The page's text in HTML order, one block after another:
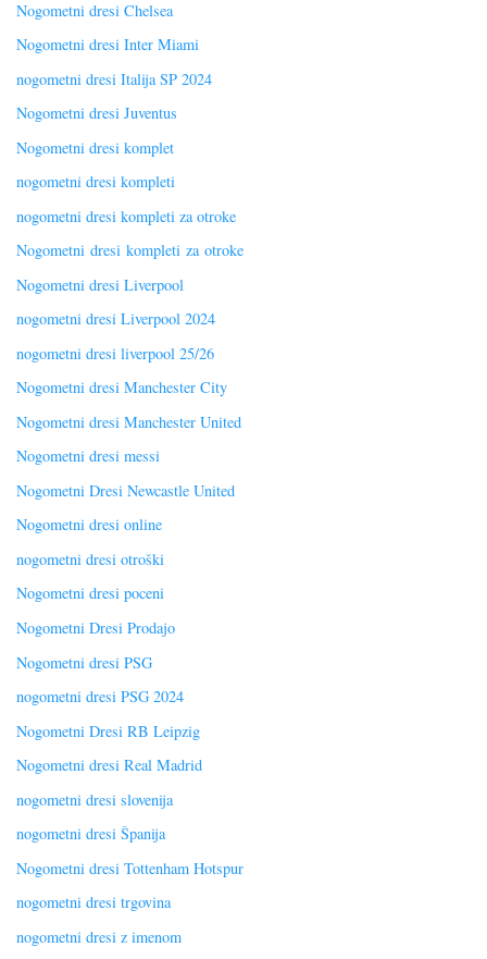
Nogometni dresi Chelsea
Nogometni dresi Inter Miami
nogometni dresi Italija SP 2024
Nogometni dresi Juventus
Nogometni dresi komplet
nogometni dresi kompleti
nogometni dresi kompleti za otroke
Nogometni dresi kompleti za otroke
Nogometni dresi Liverpool
nogometni dresi Liverpool 2024
nogometni dresi liverpool 25/26
Nogometni dresi Manchester City
Nogometni dresi Manchester United
Nogometni dresi messi
Nogometni Dresi Newcastle United
Nogometni dresi online
nogometni dresi otroški
Nogometni dresi poceni
Nogometni Dresi Prodajo
Nogometni dresi PSG
nogometni dresi PSG 2024
Nogometni Dresi RB Leipzig
Nogometni dresi Real Madrid
nogometni dresi slovenija
nogometni dresi Španija
Nogometni dresi Tottenham Hotspur
nogometni dresi trgovina
nogometni dresi z imenom